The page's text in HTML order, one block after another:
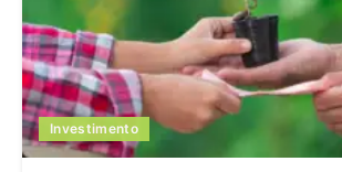
Investimento